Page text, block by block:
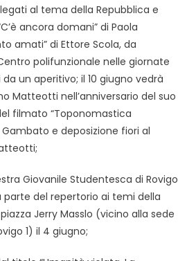
al tema della Repubblica e
ancora domani” di Paola
amati” di Ettore Scola, da
polifunzionale nelle giornate
un aperitivo; il 10 giugno vedrà
Matteotti nell’anniversario del suo
filmato “Toponomastica
e deposizione fiori al
Giovanile Studentesca di Rovigo
parte del repertorio ai temi della
Jerry Masslo (vicino alla sede
1) il 4 giugno;